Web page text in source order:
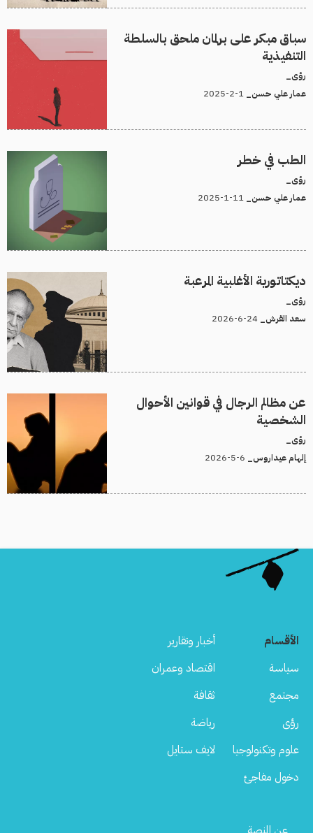
سباق مبكر على برلمان ملحق بالسلطة
التنفيذية
رؤى_
عمار علي حسن_
الطب في خطر
رؤى_
عمار علي حسن_
ديكتاتورية الأغلبية المرعبة
رؤى_
سعد القرش_
عن مظالم الرجال في قوانين الأحوال
الشخصية
رؤى_
إلهام عيداروس_
الأقسام
أخبار وتقارير
سياسة
اقتصاد وعمران
مجتمع
ثقافة
رؤى
رياضة
علوم وتكنولوجيا
لايف ستايل
دخول مفاجئ
Footer